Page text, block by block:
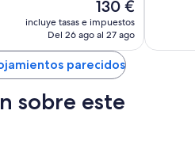
El
precio
actual
de
130 €
130 €
incluye tasas e impuestos
Del 26 ago al 27 ago
parecidos
sobre este